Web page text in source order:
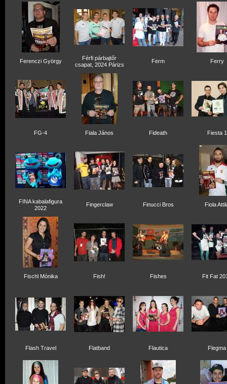
Ferenczi György
Férfi párbajtőr
csapat, 2024 Párizs
Ferm Ferry
FG-4 Fiala János Fideath Fiesta 1
FINA kabalafigura
2022
Fingerclaw Finucci Bros Fiola
Fischl Mónika Fish! Fishes Fit Fat
Flash Travel Flatband Flautica Flegma